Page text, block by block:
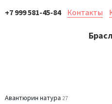
+7 999 581-45-84 Контакты
Авантюрин натура 27